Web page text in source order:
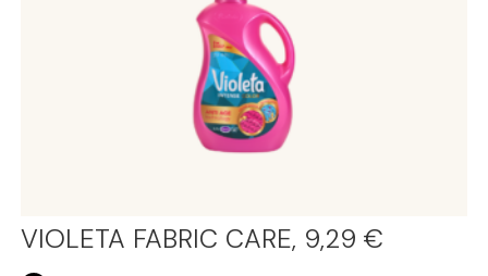
VIOLETA FABRIC CARE, 9,29 €